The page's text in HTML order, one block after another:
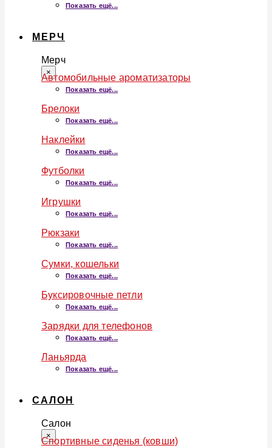
Показать ещё...
МЕРЧ
Мерч
×
Автомобильные ароматизаторы
Показать ещё...
Брелоки
Показать ещё...
Наклейки
Показать ещё...
Футболки
Показать ещё...
Игрушки
Показать ещё...
Рюкзаки
Показать ещё...
Сумки, кошельки
Показать ещё...
Буксировочные петли
Показать ещё...
Зарядки для телефонов
Показать ещё...
Ланьярда
Показать ещё...
САЛОН
Салон
×
Спортивные сиденья (ковши)